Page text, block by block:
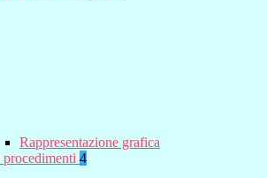
Rappresentazione grafica
4